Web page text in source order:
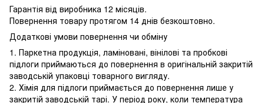
Гарантія від виробника 12 місяців.
Повернення товару протягом 14 днів безкоштовно.
Додаткові умови повернення чи обміну
1. Паркетна продукція, ламіновані, вінілові та пробкові
підлоги приймаються до повернення в оригінальній закритій
заводській упаковці товарного вигляду.
2. Хімія для підлоги приймається до повернення лише у
закритій заводській тарі. У період року, коли температура